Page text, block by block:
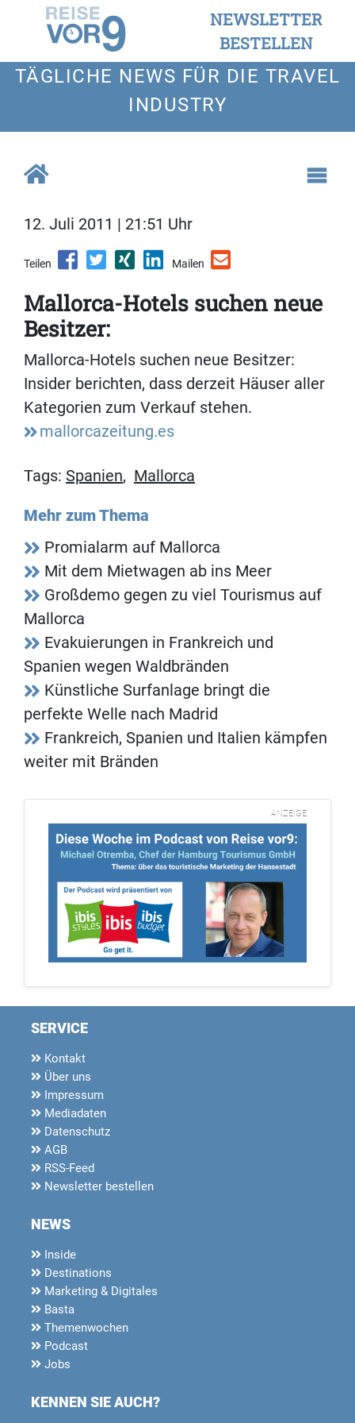
NEWSLETTER
BESTELLEN
TÄGLICHE NEWS FÜR DIE TRAVEL
INDUSTRY
12. Juli 2011 | 21:51 Uhr
Teilen Mailen
Mallorca-Hotels suchen neue
Besitzer:
Mallorca-Hotels suchen neue Besitzer:
Insider berichten, dass derzeit Häuser aller
Kategorien zum Verkauf stehen.
mallorcazeitung.es
Tags: Spanien, Mallorca
Mehr zum Thema
Promialarm auf Mallorca
Mit dem Mietwagen ab ins Meer
Großdemo gegen zu viel Tourismus auf
Mallorca
Evakuierungen in Frankreich und
Spanien wegen Waldbränden
Künstliche Surfanlage bringt die
perfekte Welle nach Madrid
Frankreich, Spanien und Italien kämpfen
weiter mit Bränden
ANZEIGE
SERVICE
Kontakt
Über uns
Impressum
Mediadaten
Datenschutz
AGB
RSS-Feed
Newsletter bestellen
NEWS
Inside
Destinations
Marketing & Digitales
Basta
Themenwochen
Podcast
Jobs
KENNEN SIE AUCH?